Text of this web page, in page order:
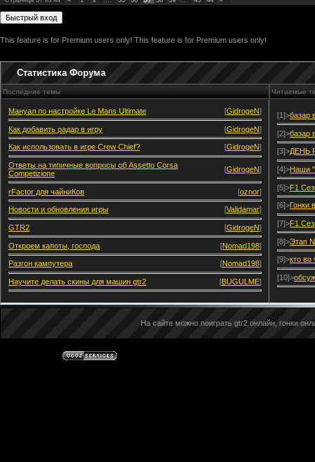
This feature is for Premium users only! This feature is for Premium users only!
Статистика Форума
Последние темы Читаемые
Мануал по настройке Le Mans Ultimate [GidrogeN]
Как добавить радар в игру [GidrogeN]
Как использовать в игре Crew Chief? [GidrogeN]
Ответы на типичные вопросы об Assetto Corsa
Competizione
[GidrogeN]
rFactor для чайниКов [oznor]
Новости и обновления игры [Validamar]
GTR2 [GidrogeN]
Откроем капоты, господа [Nomad198]
Разгон кампутера [Nomad198]
Научите делать скины для машин gtr2 [BUGULME]
[1]>базар
[2]>базар
[3]>ДЕНЬ
[4]>Наши
[5]>F1
[6]>Гонки
[7]>F1
[8]>Этап
[9]>кто во
[10]>
На сайте можно поиграть gtr2 онлайн, гонки